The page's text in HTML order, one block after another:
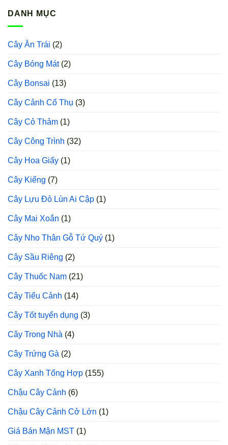
DANH MỤC
Cây Ăn Trái (2)
Cây Bóng Mát(2)
Cây Bonsai (13)
Cây Cảnh Cổ Thụ (3)
Cây Cỏ Thảm (1)
Cây Công Trình (32)
Cây Hoa Giấy (1)
Cây Kiểng (7)
Cây Lựu Đỏ Lùn Ai Cập (1)
Cây Mai Xoắn (1)
Cây Nho Thân Gỗ Tứ Quý (1)
Cây Sầu Riêng (2)
Cây Thuốc Nam (21)
Cây Tiểu Cảnh (14)
Cây Tốt tuyển dụng (3)
Cây Trong Nhà (4)
Cây Trứng Gà (2)
Cây Xanh Tổng Hợp (155)
Chậu Cây Cảnh (6)
Chậu Cây Cảnh Cở Lớn (1)
Giá Bán Mận MST (1)